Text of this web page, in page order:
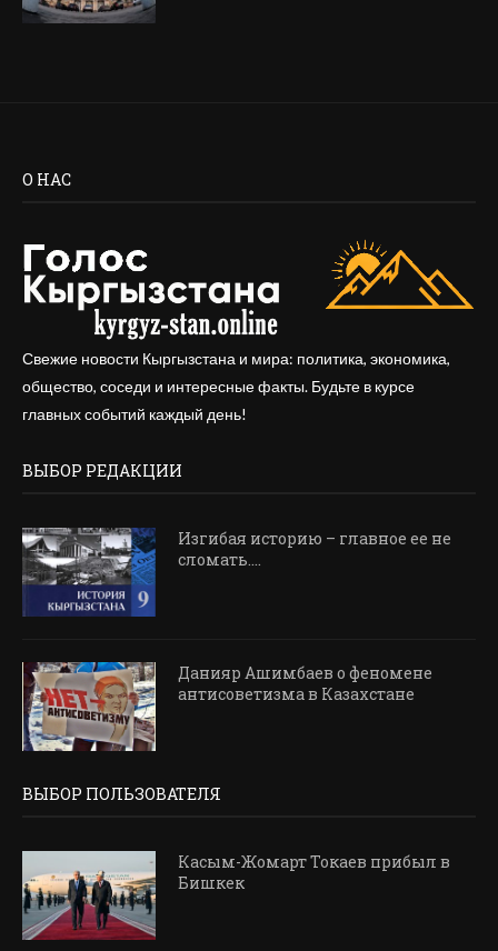
О НАС
Свежие новости Кыргызстана и мира: политика, экономика,
общество, соседи и интересные факты. Будьте в курсе
главных событий каждый день!
ВЫБОР РЕДАКЦИИ
Изгибая историю – главное ее не
сломать....
Данияр Ашимбаев о феномене
антисоветизма в Казахстане
ВЫБОР ПОЛЬЗОВАТЕЛЯ
Касым-Жомарт Токаев прибыл в
Бишкек